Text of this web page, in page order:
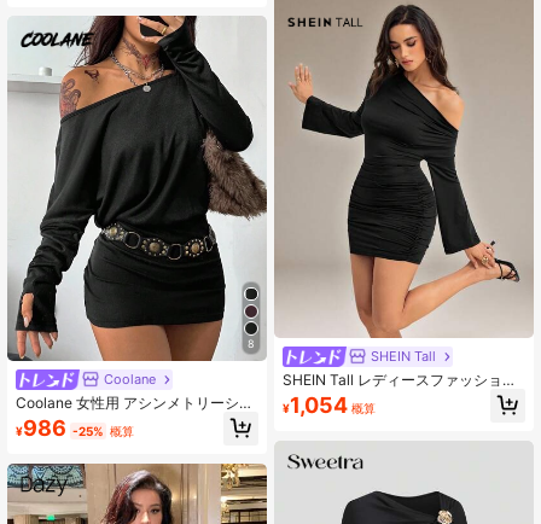
8
Coolane
Coolane 女性用 アシンメトリーショ
ルダー バットウィングスリーブ ミニ
ドレス ブラック ニット
¥986 -25% 概算
SHEIN Tall
SHEIN Tall レディースファッション
セクシー 無地 アシンメトリーネック
ミニドレス
¥1,054 概算